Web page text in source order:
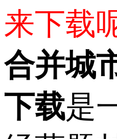
来下载
合并城
下载是